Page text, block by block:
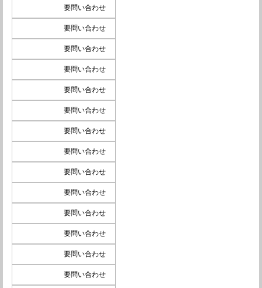
要問い合わせ
要問い合わせ
要問い合わせ
要問い合わせ
要問い合わせ
要問い合わせ
要問い合わせ
要問い合わせ
要問い合わせ
要問い合わせ
要問い合わせ
要問い合わせ
要問い合わせ
要問い合わせ